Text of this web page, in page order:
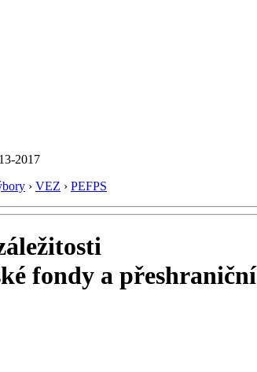
2017
› VEZ › PEFPS
fondy a